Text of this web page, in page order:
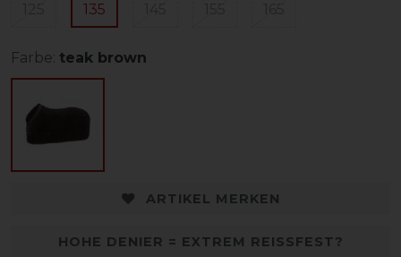
135
Farbe: teak brown
ARTIKEL MERKEN
HOHE DENIER = EXTREM REISSFEST?